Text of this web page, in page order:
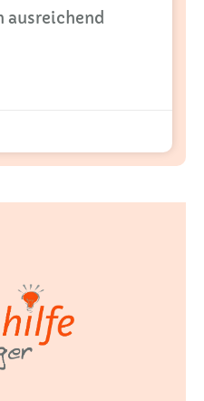
ausreichend